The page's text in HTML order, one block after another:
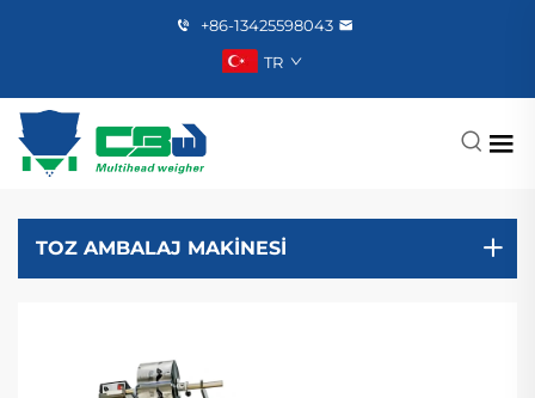
+86-13425598043
TR
TOZ AMBALAJ MAKINESI